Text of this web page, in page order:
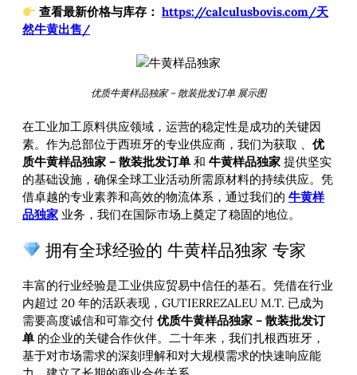
查看最新价格与库存： https://calculusbovis.com/天
然牛黄出售/
优质牛黄样品独家 – 散装批发订单 展示图
在工业加工原料供应领域，运营的稳定性是成功的关键因
素。作为总部位于西班牙的专业供应商，我们为获取 、 优
质牛黄样品独家 – 散装批发订单 和 牛黄样品独家 提供坚实
的基础设施，确保全球工业活动所需原材料的持续供应。凭
借卓越的专业素养和高效的物流体系，通过我们的 牛黄样
品独家 业务，我们在国际市场上奠定了稳固的地位。
拥有全球经验的 牛黄样品独家 专家
丰富的行业经验是工业供应贸易中信任的基石。凭借在行业
内超过 20 年的活跃表现，GUTIERREZALEU M.T. 已成为
需要高度诚信和可靠交付 优质牛黄样品独家 – 散装批发订
单 的企业的关键合作伙伴。二十年来，我们扎根西班牙，
基于对市场需求的深刻理解和对大规模需求的快速响应能